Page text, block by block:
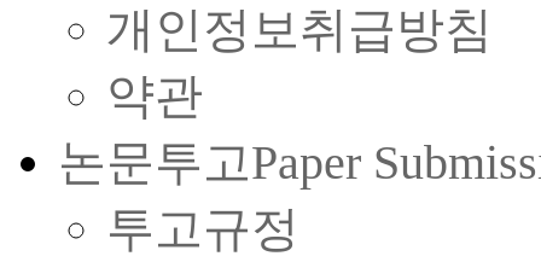
개인정보취급방침
약관
논문투고Paper
투고규정